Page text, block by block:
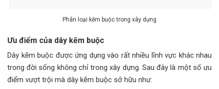
Phân loại kẽm buộc trong xây dựng
Ưu điểm của dây kẽm buộc
Dây kẽm buộc được ứng dụng vào rất nhiều lĩnh vực khác nhau
trong đời sống không chỉ trong xây dựng. Sau đây là một số ưu
điểm vượt trội mà dây kẽm buộc sở hữu như: